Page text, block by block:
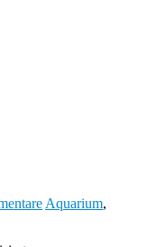
Aquarium,